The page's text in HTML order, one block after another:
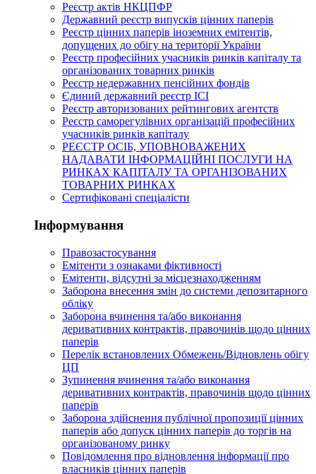
Реєстр актів НКЦПФР
Державний реєстр випусків цінних паперів
Реєстр цінних паперів іноземних емітентів,
допущених до обігу на території України
Реєстр професійних учасників ринків капіталу та
організованих товарних ринків
Реєстр недержавних пенсійних фондів
Єдиний державний реєстр ІСІ
Реєстр авторизованих рейтингових агентств
Реєстр саморегулівних організацій професійних
учасників ринків капіталу
РЕЄСТР ОСІБ, УПОВНОВАЖЕНИХ
НАДАВАТИ ІНФОРМАЦІЙНІ ПОСЛУГИ НА
РИНКАХ КАПІТАЛУ ТА ОРГАНІЗОВАНИХ
ТОВАРНИХ РИНКАХ
Сертифіковані спеціалісти
Інформування
Правозастосування
Емітенти з ознаками фіктивності
Eмітенти, відсутні за місцезнаходженням
Заборона внесення змін до системи депозитарного
обліку
Заборона вчинення та/або виконання
деривативних контрактів, правочинів щодо цінних
паперів
Перелік встановлених Обмежень/Відновлень обігу
ЦП
Зупинення вчинення та/або виконання
деривативних контрактів, правочинів щодо цінних
паперів
Заборона здійснення публічної пропозиції цінних
паперів або допуск цінних паперів до торгів на
організованому ринку
Повідомлення про відновлення інформації про
власників цінних паперів